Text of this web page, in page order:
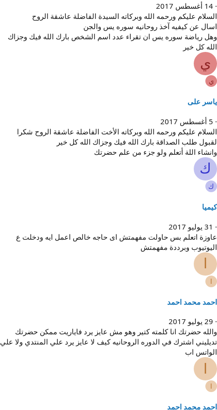
14 أغسطس 2017
عليكم ورحمه الله وبركاته السيدة الفاضلة عاشقة الروح
عن كيفيه آخذ روحانيه سوره يس والجن
رياضة سوره يس ان تقراء عدد اسم الشخص بارك الله فيك وجزاك
كل خير
ي
ي
على
5 أغسطس 2017
عليكم ورحمه الله وبركاته الأخت الفاضلة عاشقة الروح شكرا
طلب الصداقة بارك الله فيك وجزاك الله كل خير
اللة أتعلم ولو جزء من علم حضرتك
ك
ك
31 يوليو 2017
اتعلم بس حاولت مفهمتش اى حاجه خالص اعمل ايه ودخلت ع
وبرددة مفهمتش
محمد احمد
29 يوليو 2017
حضرتك انا كلمته كتير وهو مش عايز يرد فاياريت ممكن حضرتك
اشترك في الدوره الروحانيه كيف لا عايز يرد علي المنتدي ولا علي
اب
محمد احمد